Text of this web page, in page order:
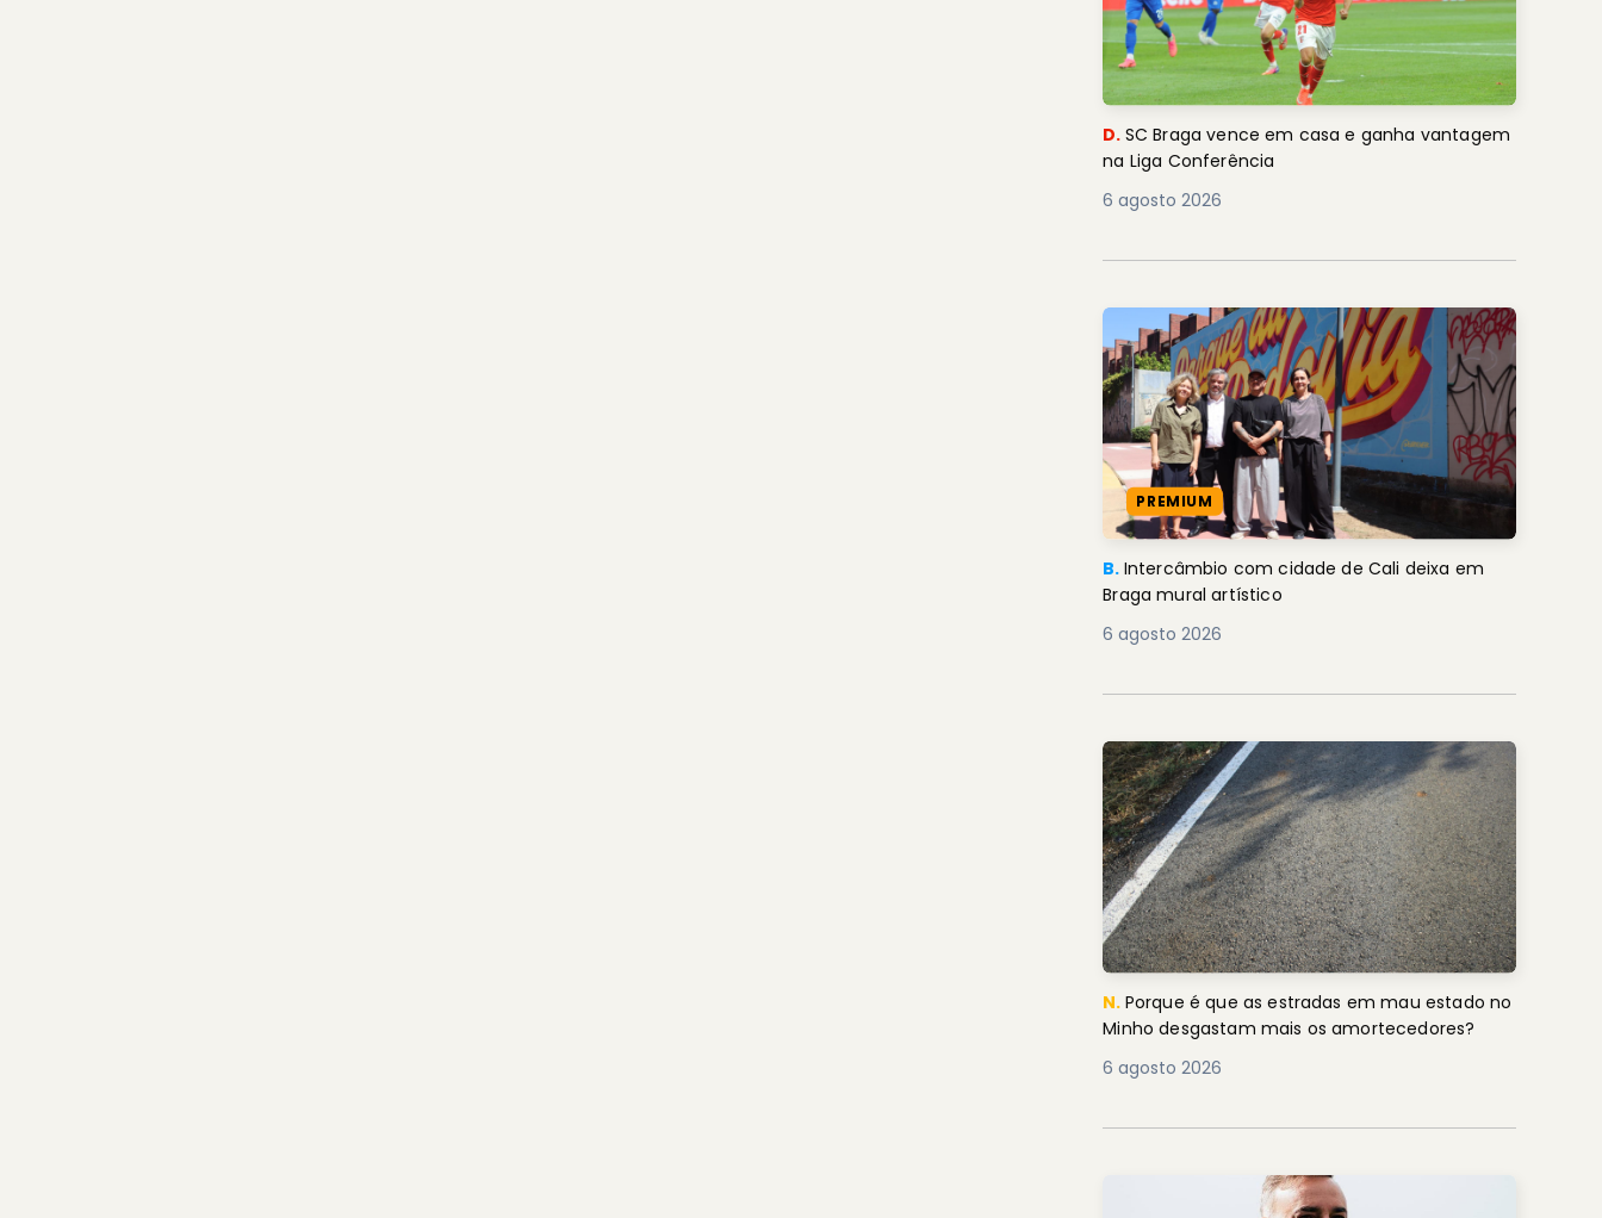
D. SC Braga vence em casa e ganha vantagem
na Liga Conferência
6 agosto 2026
PREMIUM
B. Intercâmbio com cidade de Cali deixa em
Braga mural artístico
6 agosto 2026
N. Porque é que as estradas em mau estado no
Minho desgastam mais os amortecedores?
6 agosto 2026